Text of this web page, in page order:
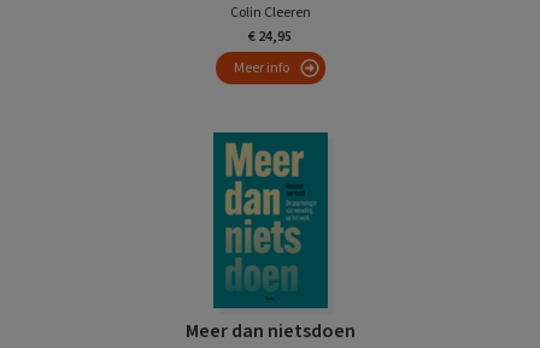
Colin Cleeren
€ 24,95
Meer info
Meer dan nietsdoen